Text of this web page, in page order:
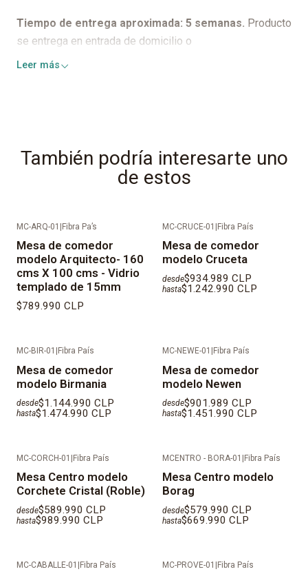
Tiempo de entrega aproximada: 5 semanas. Producto
se entrega en entrada de domicilio o
conserjería/recepción.
Leer más
También podría interesarte uno
de estos
MC-ARQ-01 Fibra Pa’s
Mesa de comedor
modelo Arquitecto- 160
cms X 100 cms - Vidrio
templado de 15mm
$789.990 CLP
MC-CRUCE-01 Fibra País
Mesa de comedor
modelo Cruceta
desde$934.989 CLP
hasta$1.242.990 CLP
MC-BIR-01 Fibra País
Mesa de comedor
modelo Birmania
desde$1.144.990 CLP
hasta$1.474.990 CLP
MC-NEWE-01 Fibra País
Mesa de comedor
modelo Newen
desde$901.989 CLP
hasta$1.451.990 CLP
MC-CORCH-01 |Fibra País
Mesa Centro modelo
Corchete Cristal (Roble)
desde$589.990 CLP
hasta$989.990 CLP
MCENTRO - BORA-01 |Fibra País
Mesa Centro modelo
Borag
desde$579.990 CLP
hasta$669.990 CLP
MC-CABALLE-01 Fibra País MC-PROVE-01 Fibra País